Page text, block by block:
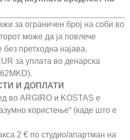
за ограничен број на соби во
може да ја повлече
претходна најава.
за уплата во денарска
И ДОПЛАТИ
во ARGIRO и KOSTAS е
користење“ (каде што е
2 € по студио/апартман на